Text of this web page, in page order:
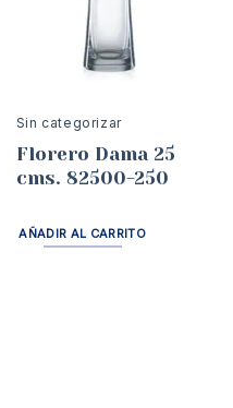
Sin categorizar
Florero Dama 25
cms. 82500-250
AÑADIR AL CARRITO